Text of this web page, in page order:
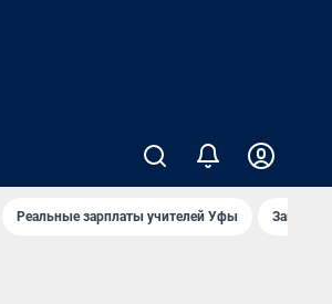
Реальные зарплаты учителей Уфы